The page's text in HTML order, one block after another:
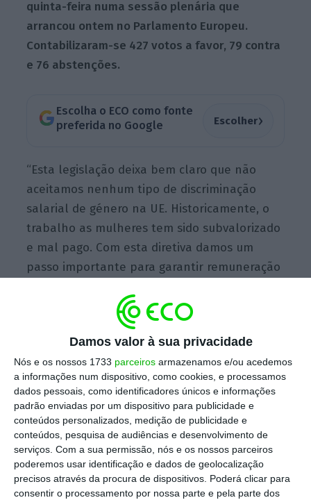
Damos valor à sua privacidade
Nós e os nossos 1733 parceiros armazenamos e/ou acedemos
a informações num dispositivo, como cookies, e processamos
dados pessoais, como identificadores únicos e informações
padrão enviadas por um dispositivo para publicidade e
conteúdos personalizados, medição de publicidade e
conteúdos, pesquisa de audiências e desenvolvimento de
serviços. Com a sua permissão, nós e os nossos parceiros
poderemos usar identificação e dados de geolocalização
precisos através da procura de dispositivos. Poderá clicar para
consentir o processamento por nossa parte e pela parte dos
quinta-feira numa sessão plenária que
arrancou ontem no Parlamento Europeu.
Contabilizaram-se 427 votos a favor, 79 contra
e 76 abstenções.
Escolha o ECO como fonte
preferida no Google
Escolher›
“Esta legislação deixa bem claro que não
aceitamos nenhum tipo de discriminação
salarial de género na UE. Historicamente, o
trabalho as mulheres tem sido subvalorizado
e mal pago. Com esta diretiva damos um
passo importante para garantir remuneração
orgulhoso pelo facto de o Parlamento ter
conseguido alargar o âmbito, reforçar o papel
dos parceiros sociais e garantir direitos
individuais e coletivos fortes”, afirma Kira
Marie Peter-Hansen, do Comité de Emprego e
Assuntos Sociais, em comunicado.
Transparência salarial. Um instrumento para a
igualdade
Ler Mais